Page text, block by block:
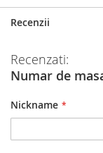
Recenzii
Recenzati:
Numar de
Nickname